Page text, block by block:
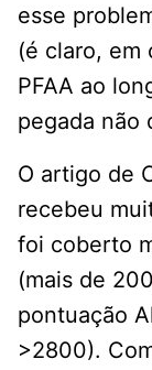
esse
(é claro, em
PFAA ao
pegada não
O artigo de
recebeu
foi coberto
(mais de
pontuação
>2800).